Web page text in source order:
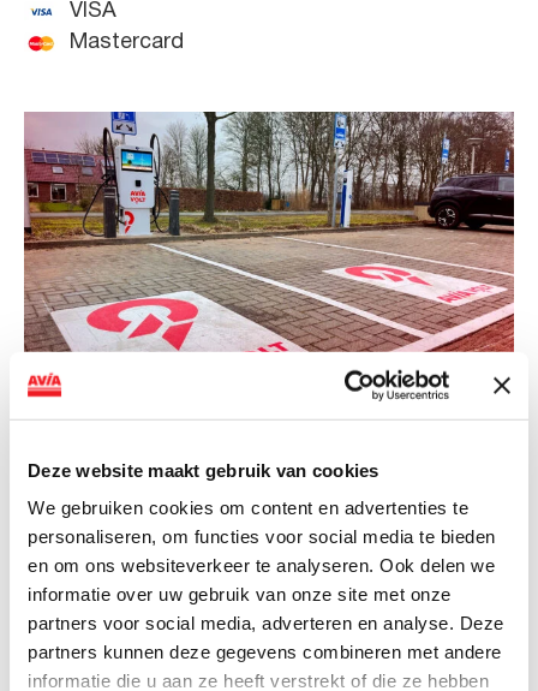
Deze website maakt gebruik van cookies
We gebruiken cookies om content en advertenties te
personaliseren, om functies voor social media te bieden
en om ons websiteverkeer te analyseren. Ook delen we
informatie over uw gebruik van onze site met onze
partners voor social media, adverteren en analyse. Deze
partners kunnen deze gegevens combineren met andere
informatie die u aan ze heeft verstrekt of die ze hebben
VISA
Mastercard
NIEUWS
AVIA VOLT en Fletcher Hotels starten
landelijke uitrol van DC-
snellaadinfrastructuur
AVIA VOLT en Fletcher Hotels starten landelijke uitrol
van DC-snellaadinfrastructuur AVIA VOLT en...
Lees verder